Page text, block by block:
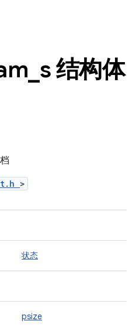
s 结构体
>
状态
psize